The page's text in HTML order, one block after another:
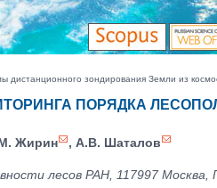
дистанционного зондирования Земли из
ПОРЯДКА
Жирин , А.В. Шаталов
лесов РАН, 117997 Москва,